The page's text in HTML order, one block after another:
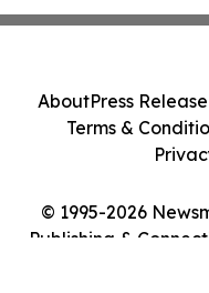
© 1995-2026
Publishing &
AboutPress
Terms &